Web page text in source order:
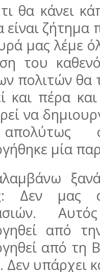
θα κάνει
είναι
μας λέμε
του
πολιτών θα
και πέρα
να
μία
Δεν μας
από
από τη
Δεν υπάρχει